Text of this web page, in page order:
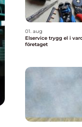
01. aug
Elservice trygg el i vardagen och i
företaget